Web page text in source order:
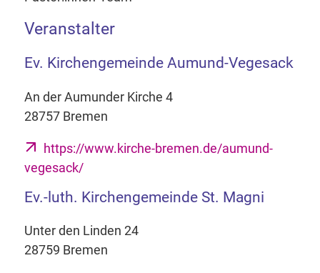
Veranstalter
Ev. Kirchengemeinde Aumund-Vegesack
An der Aumunder Kirche 4
28757 Bremen
https://www.kirche-bremen.de/aumund-
vegesack/
Ev.-luth. Kirchengemeinde St. Magni
Unter den Linden 24
28759 Bremen